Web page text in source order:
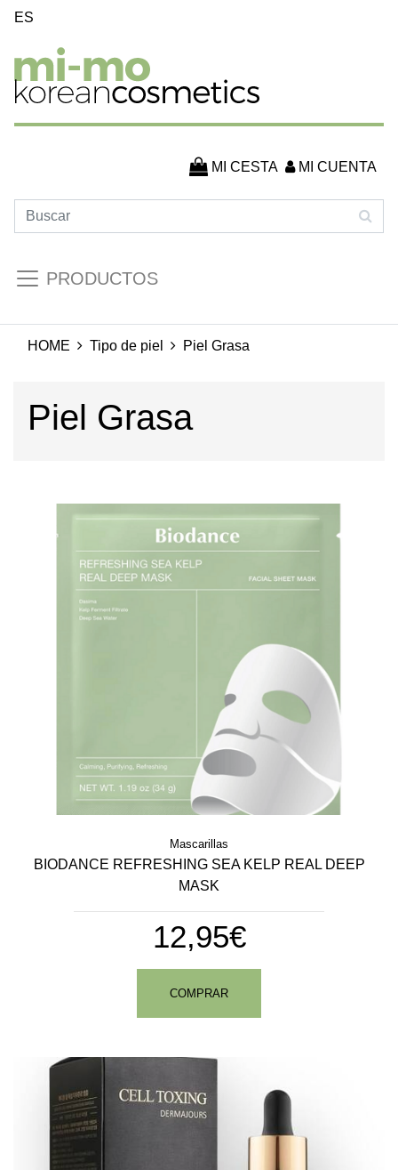
ES
MI CUENTA
MI CESTA
PRODUCTOS
HOME Tipo de piel Piel Grasa
Piel Grasa
Mascarillas
BIODANCE REFRESHING SEA KELP REAL DEEP
MASK
12,95€
COMPRAR